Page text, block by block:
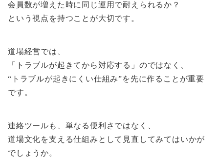
会員数が増えた時に同じ運用で耐えられるか？
という視点を持つことが大切です。
道場経営では、
「トラブルが起きてから対応する」のではなく、
“トラブルが起きにくい仕組み”を先に作ることが重要
です。
連絡ツールも、単なる便利さではなく、
道場文化を支える仕組みとして見直してみてはいかが
でしょうか。